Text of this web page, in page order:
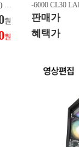
/
포
원
원
-6000 CL30
서린
/ 라데온 RX
/ EXCERIA
판매가
혜택가